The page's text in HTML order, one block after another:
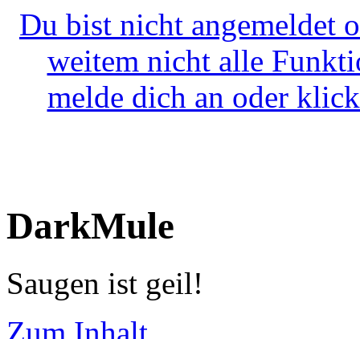
Du bist nicht angemeldet
weitem nicht alle
melde dich an oder
DarkMule
Saugen ist geil!
Zum Inhalt